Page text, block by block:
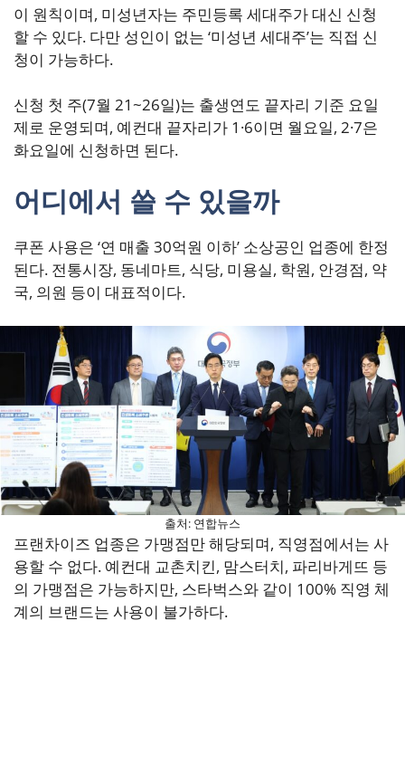
이 원칙이며, 미성년자는 주민등록 세대주가 대신 신청
할 수 있다. 다만 성인이 없는 ‘미성년 세대주’는 직접 신
청이 가능하다.
신청 첫 주(7월 21~26일)는 출생연도 끝자리 기준 요일
제로 운영되며, 예컨대 끝자리가 1·6이면 월요일, 2·7은
화요일에 신청하면 된다.
어디에서 쓸 수 있을까
쿠폰 사용은 ‘연 매출 30억원 이하’ 소상공인 업종에 한정
된다. 전통시장, 동네마트, 식당, 미용실, 학원, 안경점, 약
국, 의원 등이 대표적이다.
출처: 연합뉴스
프랜차이즈 업종은 가맹점만 해당되며, 직영점에서는 사
용할 수 없다. 예컨대 교촌치킨, 맘스터치, 파리바게뜨 등
의 가맹점은 가능하지만, 스타벅스와 같이 100% 직영 체
계의 브랜드는 사용이 불가하다.